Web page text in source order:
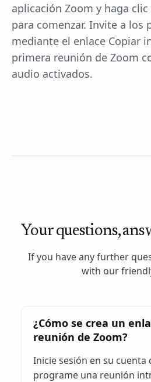
aplicación Zoom y haga
para comenzar. Invite a los
mediante el enlace Copiar
primera reunión de Zoom
audio activados.
Your questions,
If you have any further
with our
¿Cómo se crea un
reunión de Zoom?
Inicie sesión en su cuenta
programe una reunión